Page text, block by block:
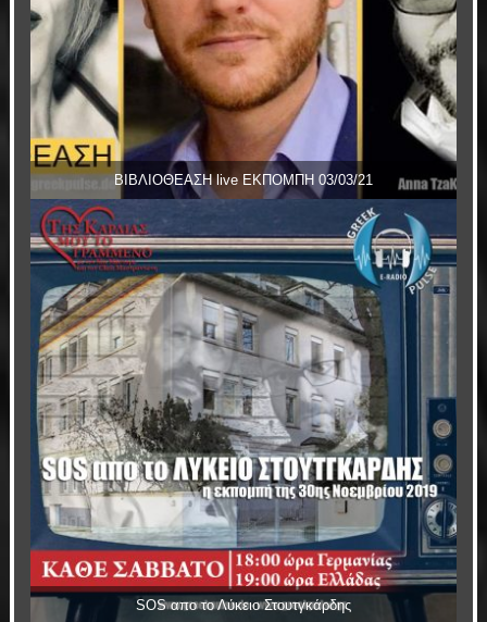
ΒΙΒΛΙΟΘΕΑΣΗ live ΕΚΠΟΜΠΗ 03/03/21
SOS απο το Λύκειο Στουτγκάρδης